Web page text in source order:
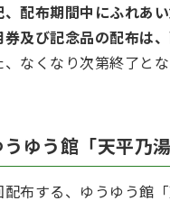
、配布期間中にふれあ
券及び記念品の配布は
、なくなり次第終了と
うゆう館「天平乃
配布する、ゆうゆう館